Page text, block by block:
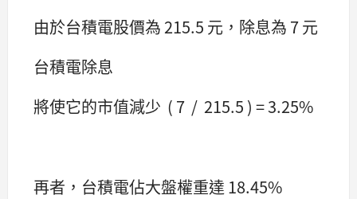
由於台積電股價為 215.5 元，除息為 7 元
台積電除息
將使它的市值減少 ( 7 / 215.5 ) = 3.25%
再者，台積電佔大盤權重達 18.45%